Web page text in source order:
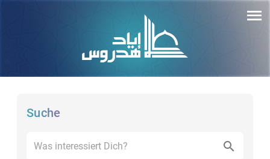
Suche